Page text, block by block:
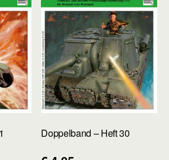
Doppelband – Heft 30